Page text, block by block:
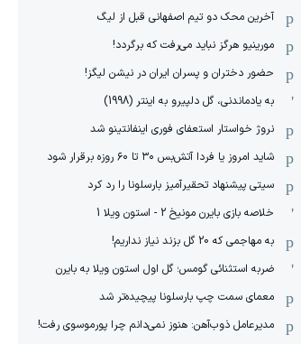
آخرین محک دو تیم اصفهانی قبل از لیگ
مورینیو هرگز نباید می‌رفت که برگردد!
حضور دختران و پسران ایران در نیشن لیگز!
به یادماندنی، گل دلپیرو به اینتر (1998)
نروژ خواستار استعفای فوری اینفانتینو شد
شاید امروز یا فردا آتش‌بس ۳۰ تا ۶۰ روزه برقرار شود
سیتی پیشنهاد تحقیرآمیز بارسلونا را رد کرد
خلاصه بازی بایرن مونیخ 2 - استون ویلا 1
به مهاجمی که 20 گل بزند نیاز نداریم!
ضربه استثنائی گومس؛ گل اول استون ویلا به بایرن
معمای سمت چپ بارسلونا پیچیده‌تر شد
مدیرعامل ذوب‌آهن: هنوز نمی‌دانم چرا پورموسوی رفت!